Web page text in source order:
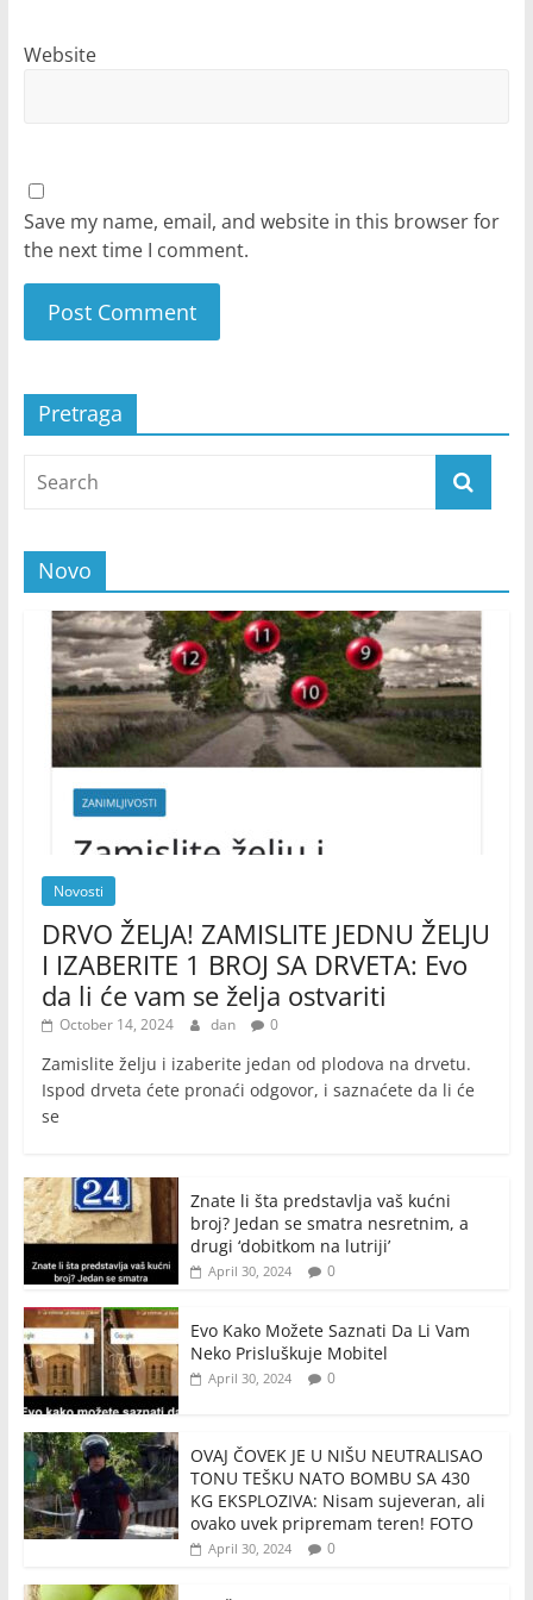
Website
Save my name, email, and website in this browser for
the next time I comment.
Pretraga
Novo
Novosti
DRVO ŽELJA! ZAMISLITE JEDNU ŽELJU
I IZABERITE 1 BROJ SA DRVETA: Evo
da li će vam se želja ostvariti
October 14, 2024 dan 0
Zamislite želju i izaberite jedan od plodova na drvetu.
Ispod drveta ćete pronaći odgovor, i saznaćete da li će
se
Znate li šta predstavlja vaš kućni
broj? Jedan se smatra nesretnim, a
drugi ‘dobitkom na lutriji’
April 30, 2024 0
Evo Kako Možete Saznati Da Li Vam
Neko Prisluškuje Mobitel
April 30, 2024 0
OVAJ ČOVEK JE U NIŠU NEUTRALISAO
TONU TEŠKU NATO BOMBU SA 430
KG EKSPLOZIVA: Nisam sujeveran, ali
ovako uvek pripremam teren! FOTO
April 30, 2024 0